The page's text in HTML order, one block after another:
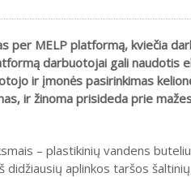
per MELP platformą, kviečia
darbuotojai gali naudotis
ir įmonės pasirinkimas
ir žinoma prisideda prie
– plastikinių vandens
aplinkos taršos